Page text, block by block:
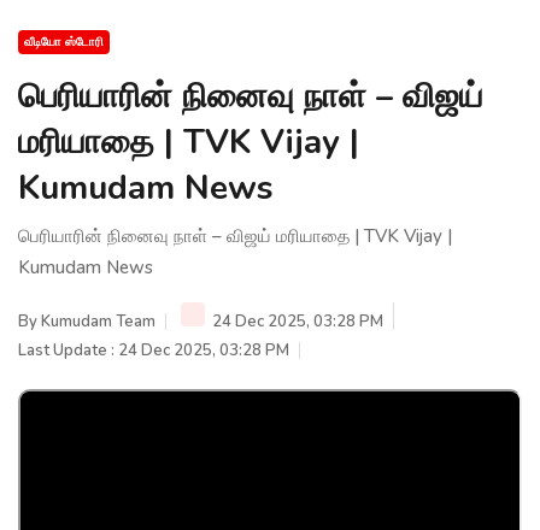
வீடியோ ஸ்டோரி
பெரியாரின் நினைவு நாள் – விஜய்
மரியாதை | TVK Vijay |
Kumudam News
பெரியாரின் நினைவு நாள் – விஜய் மரியாதை | TVK Vijay |
Kumudam News
ByKumudam Team
24 Dec 2025, 03:28 PM
Last Update : 24 Dec 2025, 03:28 PM